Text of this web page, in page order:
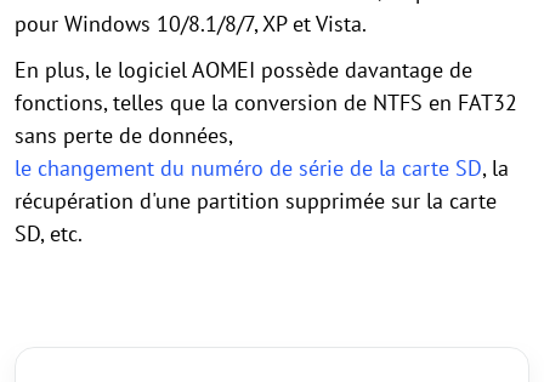
pour Windows 10/8.1/8/7, XP et Vista.
En plus, le logiciel AOMEI possède davantage de
fonctions, telles que la conversion de NTFS en FAT32
sans perte de données,
le changement du numéro de série de la carte SD, la
récupération d'une partition supprimée sur la carte
SD, etc.